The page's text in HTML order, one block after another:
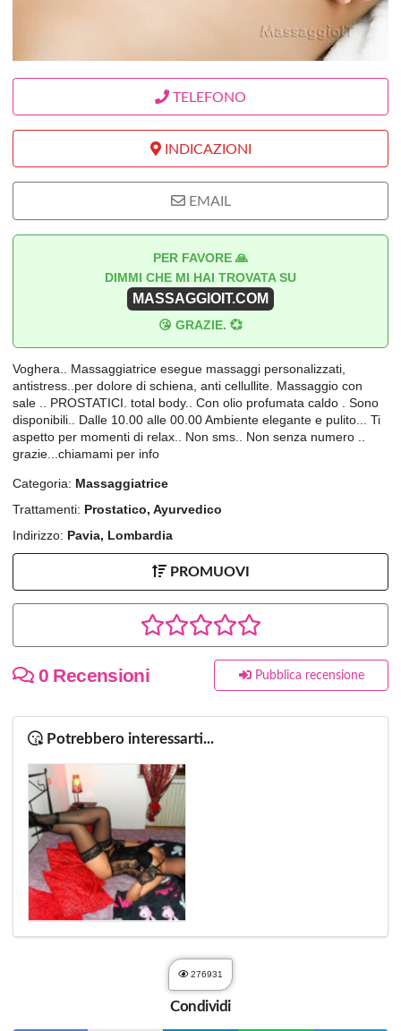
TELEFONO
INDICAZIONI
EMAIL
PER FAVORE 🙏
DIMMI CHE MI HAI TROVATA SU
MASSAGGIOIT.COM
😘 GRAZIE. 💞
Voghera.. Massaggiatrice esegue massaggi personalizzati,
antistress..per dolore di schiena, anti cellullite. Massaggio con
sale .. PROSTATICI. total body.. Con olio profumata caldo . Sono
disponibili.. Dalle 10.00 alle 00.00 Ambiente elegante e pulito... Ti
aspetto per momenti di relax.. Non sms.. Non senza numero ..
grazie...chiamami per info
Categoria: Massaggiatrice
Trattamenti: Prostatico, Ayurvedico
Indirizzo: Pavia, Lombardia
PROMUOVI
0 Recensioni Pubblica recensione
Potrebbero interessarti...
276931
Condividi